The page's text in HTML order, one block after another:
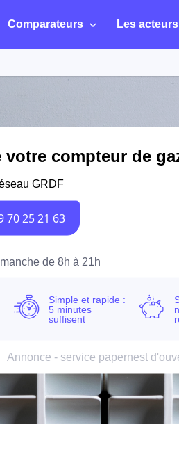
Comparateurs Les acteurs